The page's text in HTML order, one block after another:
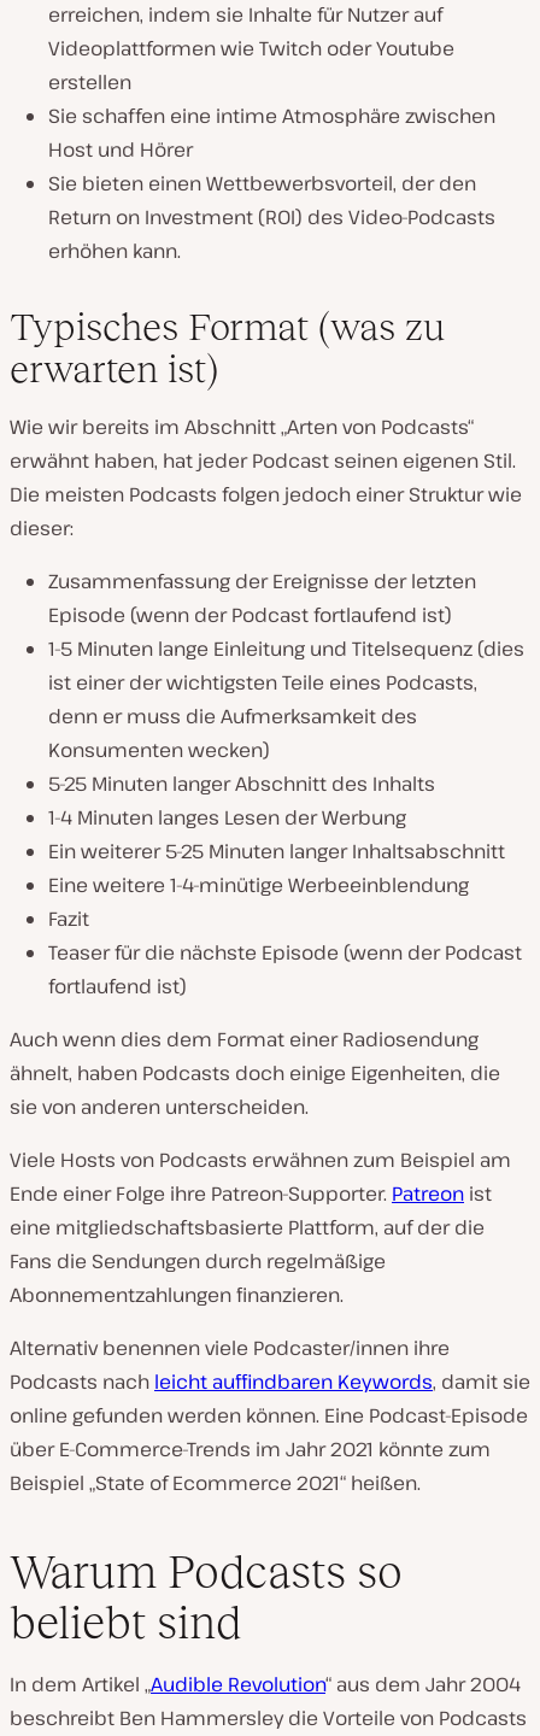
erreichen, indem sie Inhalte für Nutzer auf
Videoplattformen wie Twitch oder Youtube
erstellen
Sie schaffen eine intime Atmosphäre zwischen
Host und Hörer
Sie bieten einen Wettbewerbsvorteil, der den
Return on Investment (ROI) des Video-Podcasts
erhöhen kann.
Typisches Format (was zu
erwarten ist)
Wie wir bereits im Abschnitt „Arten von Podcasts“
erwähnt haben, hat jeder Podcast seinen eigenen Stil.
Die meisten Podcasts folgen jedoch einer Struktur wie
dieser:
Zusammenfassung der Ereignisse der letzten
Episode (wenn der Podcast fortlaufend ist)
1-5 Minuten lange Einleitung und Titelsequenz (dies
ist einer der wichtigsten Teile eines Podcasts,
denn er muss die Aufmerksamkeit des
Konsumenten wecken)
5-25 Minuten langer Abschnitt des Inhalts
1-4 Minuten langes Lesen der Werbung
Ein weiterer 5-25 Minuten langer Inhaltsabschnitt
Eine weitere 1-4-minütige Werbeeinblendung
Fazit
Teaser für die nächste Episode (wenn der Podcast
fortlaufend ist)
Auch wenn dies dem Format einer Radiosendung
ähnelt, haben Podcasts doch einige Eigenheiten, die
sie von anderen unterscheiden.
Viele Hosts von Podcasts erwähnen zum Beispiel am
Ende einer Folge ihre Patreon-Supporter. Patreon ist
eine mitgliedschaftsbasierte Plattform, auf der die
Fans die Sendungen durch regelmäßige
Abonnementzahlungen finanzieren.
Alternativ benennen viele Podcaster/innen ihre
Podcasts nach leicht auffindbaren Keywords, damit sie
online gefunden werden können. Eine Podcast-Episode
über E-Commerce-Trends im Jahr 2021 könnte zum
Beispiel „State of Ecommerce 2021“ heißen.
Warum Podcasts so
beliebt sind
In dem Artikel „Audible Revolution“ aus dem Jahr 2004
beschreibt Ben Hammersley die Vorteile von Podcasts